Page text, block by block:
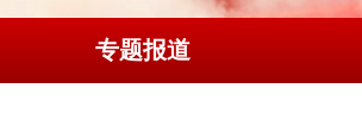
专题报道